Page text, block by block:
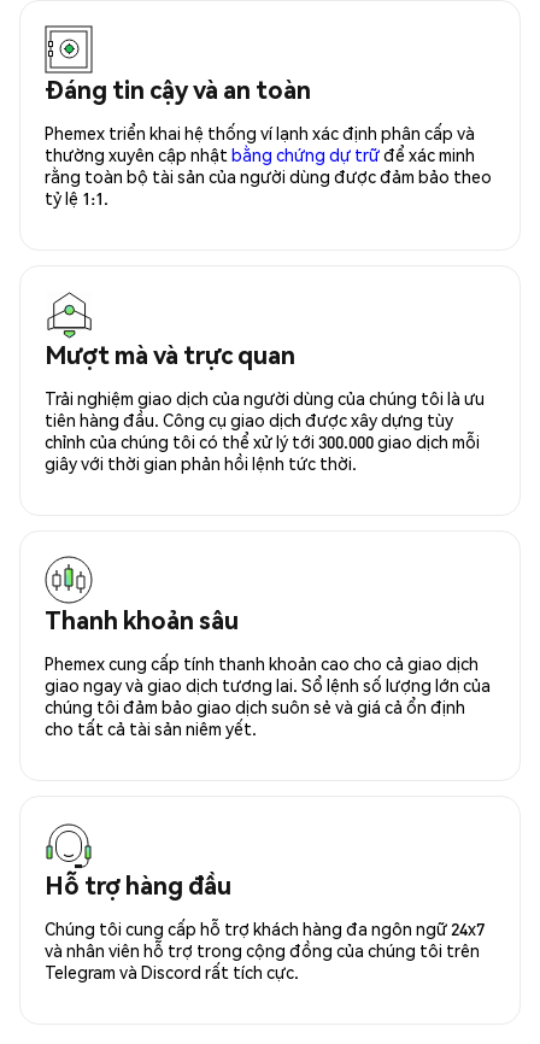
Đáng tin cậy và an toàn
Phemex triển khai hệ thống ví lạnh xác định phân cấp và
thường xuyên cập nhật bằng chứng dự trữđể xác minh
rằng toàn bộ tài sản của người dùng được đảm bảo theo
tỷ lệ 1:1.
Mượt mà và trực quan
Trải nghiệm giao dịch của người dùng của chúng tôi là ưu
tiên hàng đầu. Công cụ giao dịch được xây dựng tùy
chỉnh của chúng tôi có thể xử lý tới 300.000 giao dịch mỗi
giây với thời gian phản hồi lệnh tức thời.
Thanh khoản sâu
Phemex cung cấp tính thanh khoản cao cho cả giao dịch
giao ngay và giao dịch tương lai. Sổ lệnh số lượng lớn của
chúng tôi đảm bảo giao dịch suôn sẻ và giá cả ổn định
cho tất cả tài sản niêm yết.
Hỗ trợ hàng đầu
Chúng tôi cung cấp hỗ trợ khách hàng đa ngôn ngữ 24x7
và nhân viên hỗ trợ trong cộng đồng của chúng tôi trên
Telegram và Discord rất tích cực.